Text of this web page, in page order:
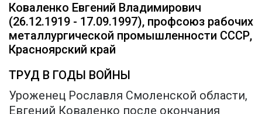
Коваленко Евгений Владимирович
(26.12.1919 - 17.09.1997), профсоюз рабочих
металлургической промышленности СССР,
Красноярский край
ТРУД В ГОДЫ ВОЙНЫ
Уроженец Рославля Смоленской области,
Евгений Коваленко после окончания